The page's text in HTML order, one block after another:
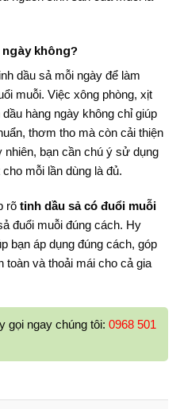
không?
dầu sả mỗi ngày để làm
muỗi. Việc xông phòng, xịt
hàng ngày không chỉ giúp
thơm tho mà còn cải thiện
nhiên, bạn cần chú ý sử dụng
mỗi lần dùng là đủ.
rõ tinh dầu sả có đuổi muỗi
đuổi muỗi đúng cách. Hy
bạn áp dụng đúng cách, góp
toàn và thoải mái cho cả gia
gọi ngay chúng tôi: 0968 501